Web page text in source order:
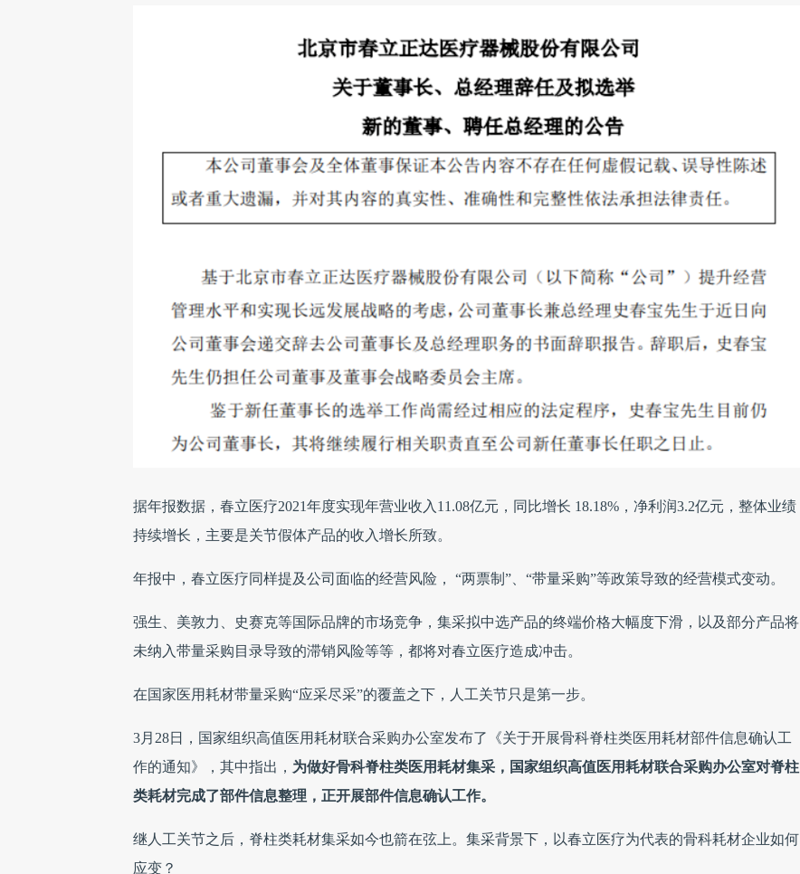
据年报数据，春立医疗2021年度实现年营业收入11.08亿元，同比增长 18.18%，净利润3.2亿元，整体业绩
持续增长，主要是关节假体产品的收入增长所致。
年报中，春立医疗同样提及公司面临的经营风险， “两票制”、“带量采购”等政策导致的经营模式变动。
强生、美敦力、史赛克等国际品牌的市场竞争，集采拟中选产品的终端价格大幅度下滑，以及部分产品将
未纳入带量采购目录导致的滞销风险等等，都将对春立医疗造成冲击。
在国家医用耗材带量采购“应采尽采”的覆盖之下，人工关节只是第一步。
3月28日，国家组织高值医用耗材联合采购办公室发布了《关于开展骨科脊柱类医用耗材部件信息确认工
作的通知》，其中指出， 为做好骨科脊柱类医用耗材集采，国家组织高值医用耗材联合采购办公室对脊柱
类耗材完成了部件信息整理，正开展部件信息确认工作。
继人工关节之后，脊柱类耗材集采如今也箭在弦上。集采背景下，以春立医疗为代表的骨科耗材企业如何
应变？